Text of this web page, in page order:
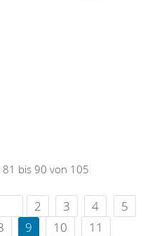
81 bis 90 von 105
2 3 4
5
9 10
11